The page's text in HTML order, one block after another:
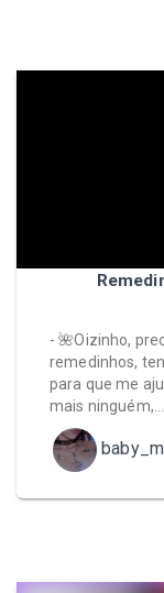
- 🌺Oizinho,
remedinhos,
para que me
mais ninguém,…